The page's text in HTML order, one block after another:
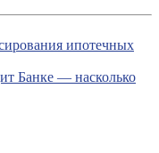
ипотечных
Банке — насколько